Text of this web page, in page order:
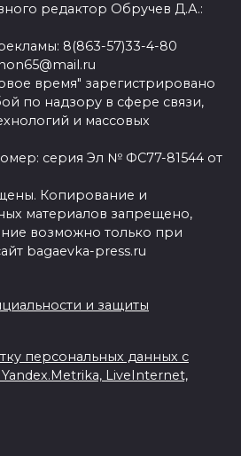
редактор Обручев Д.А.:
8(863-57)33-4-80
время" зарегистрировано
по надзору в сфере связи,
и массовых
серия Эл № ФС77-81544 от
Копирование и
материалов запрещено,
возможно только при
bagaevka-press.ru
и защиты
персональных данных с
LiveInternet,